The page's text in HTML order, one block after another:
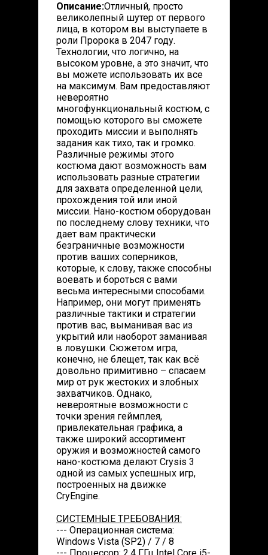
Описание:Отличный, просто
великолепный шутер от первого
лица, в котором вы выступаете в
роли Пророка в 2047 году.
Технологии, что логично, на
высоком уровне, а это значит, что
вы можете использовать их все
на максимум. Вам предоставляют
невероятно
многофункциональный костюм, с
помощью которого вы сможете
проходить миссии и выполнять
задания как тихо, так и громко.
Различные режимы этого
костюма дают возможность вам
использовать разные стратегии
для захвата определенной цели,
прохождения той или иной
миссии. Нано-костюм оборудован
по последнему слову техники, что
дает вам практически
безграничные возможности
против ваших соперников,
которые, к слову, также способны
воевать и бороться с вами
весьма интересными способами.
Например, они могут применять
различные тактики и стратегии
против вас, выманивая вас из
укрытий или наоборот заманивая
в ловушки. Сюжетом игра,
конечно, не блещет, так как всё
довольно примитивно – спасаем
мир от рук жестоких и злобных
захватчиков. Однако,
невероятные возможности с
точки зрения геймплея,
привлекательная графика, а
также широкий ассортимент
оружия и возможностей самого
нано-костюма делают Crysis 3
одной из самых успешных игр,
построенных на движке
CryEngine.
СИСТЕМНЫЕ ТРЕБОВАНИЯ:
--- Операционная система:
Windows Vista (SP2) / 7 / 8